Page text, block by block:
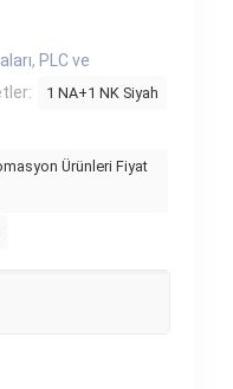
, PLC ve
1 NA+1 NK Siyah
Ürünleri Fiyat